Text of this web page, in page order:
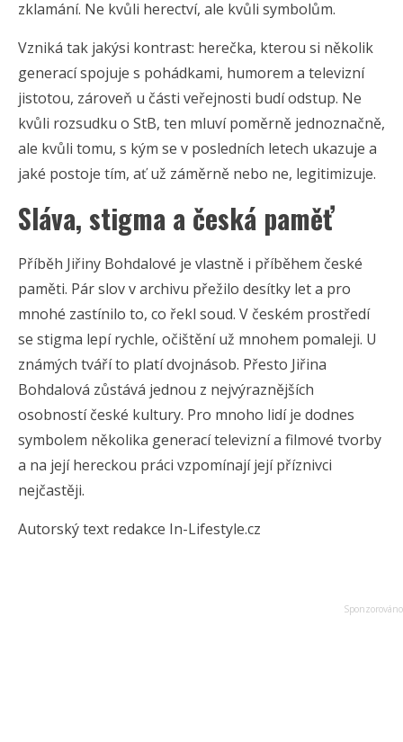
zklamání. Ne kvůli herectví, ale kvůli symbolům.
Vzniká tak jakýsi kontrast: herečka, kterou si několik
generací spojuje s pohádkami, humorem a televizní
jistotou, zároveň u části veřejnosti budí odstup. Ne
kvůli rozsudku o StB, ten mluví poměrně jednoznačně,
ale kvůli tomu, s kým se v posledních letech ukazuje a
jaké postoje tím, ať už záměrně nebo ne, legitimizuje.
Sláva, stigma a česká paměť
Příběh Jiřiny Bohdalové je vlastně i příběhem české
paměti. Pár slov v archivu přežilo desítky let a pro
mnohé zastínilo to, co řekl soud. V českém prostředí
se stigma lepí rychle, očištění už mnohem pomaleji. U
známých tváří to platí dvojnásob. Přesto Jiřina
Bohdalová zůstává jednou z nejvýraznějších
osobností české kultury. Pro mnoho lidí je dodnes
symbolem několika generací televizní a filmové tvorby
a na její hereckou práci vzpomínají její příznivci
nejčastěji.
Autorský text redakce In-Lifestyle.cz